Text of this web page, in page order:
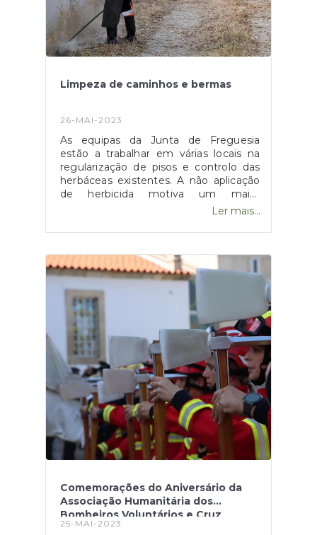
existentes;• Pavimentação e
lancilagem de passeios;• Instalação de
sinalização vertical e marcas
horizontais;• Execução de muro de
contenção em gabiões;A empreitada,
tem um período de execução de 60
acrescentado, à taxalegal em vigor.
Limpeza de caminhos e bermas
26-MAI-2023
As equipas da Junta de Freguesia
estão a trabalhar em várias locais na
regularização de pisos e controlo das
herbáceas existentes. A não aplicação
de herbicida motiva um maior
crescimento da erva, o que deve levar
população residente.
Ler mais...
Comemorações do Aniversário da
Associação Humanitária dos
Bombeiros Voluntários e Cruz
Amarela de Mirandela
25-MAI-2023